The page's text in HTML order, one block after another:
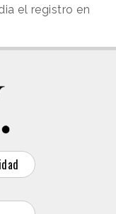
el registro en